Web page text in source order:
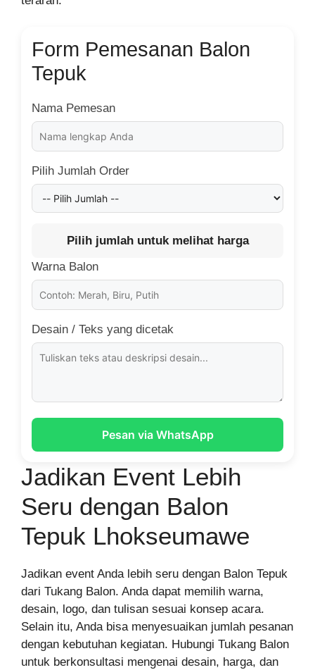
Form Pemesanan Balon
Tepuk
Nama Pemesan
Pilih Jumlah Order
Pilih jumlah untuk melihat harga
Warna Balon
Desain / Teks yang dicetak
Pesan via WhatsApp
Jadikan Event Lebih
Seru dengan Balon
Tepuk Lhokseumawe
Jadikan event Anda lebih seru dengan Balon Tepuk
dari Tukang Balon. Anda dapat memilih warna,
desain, logo, dan tulisan sesuai konsep acara.
Selain itu, Anda bisa menyesuaikan jumlah pesanan
dengan kebutuhan kegiatan. Hubungi Tukang Balon
untuk berkonsultasi mengenai desain, harga, dan